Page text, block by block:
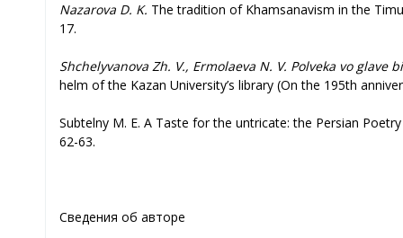
Nazarova D. K. The tradition of Khamsanavism in the
17.
Shchelyvanova Zh. V., Ermolaeva N. V. Polveka vo glave
helm of the Kazan University’s library (On the 195th
Subtelny M. E. A Taste for the untricate: the Persian
62-63.
Сведения об авторе